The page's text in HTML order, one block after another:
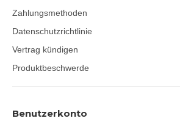
Zahlungsmethoden
Datenschutzrichtlinie
Vertrag kündigen
Produktbeschwerde
Benutzerkonto